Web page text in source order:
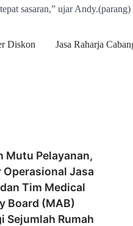
sasaran,” ujar Andy.(parang)
Diskon
Jasa Raharja
Mutu Pelayanan,
Jasa
Tim Medical
Board (MAB)
Sejumlah Rumah